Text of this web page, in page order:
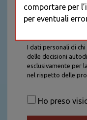
I dati personali di
delle decisioni
esclusivamente per
nel rispetto delle
saranno trattati con
saranno conservati
Ho preso
comportare per
per eventuali